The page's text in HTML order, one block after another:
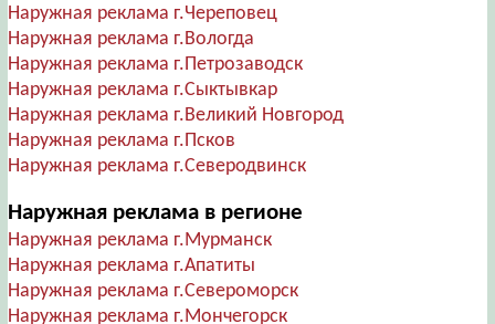
Наружная реклама г.Череповец
Наружная реклама г.Вологда
Наружная реклама г.Петрозаводск
Наружная реклама г.Сыктывкар
Наружная реклама г.Великий Новгород
Наружная реклама г.Псков
Наружная реклама г.Северодвинск
Наружная реклама в регионе
Наружная реклама г.Мурманск
Наружная реклама г.Апатиты
Наружная реклама г.Североморск
Наружная реклама г.Мончегорск